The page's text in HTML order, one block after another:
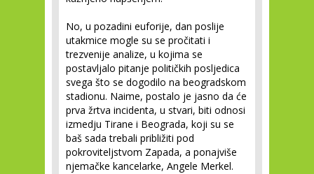
No, u pozadini euforije, dan poslije
utakmice mogle su se pročitati i
trezvenije analize, u kojima se
postavljalo pitanje političkih posljedica
svega što se dogodilo na beogradskom
stadionu. Naime, postalo je jasno da će
prva žrtva incidenta, u stvari, biti odnosi
izmedju Tirane i Beograda, koji su se
baš sada trebali približiti pod
pokroviteljstvom Zapada, a ponajviše
njemačke kancelarke, Angele Merkel.